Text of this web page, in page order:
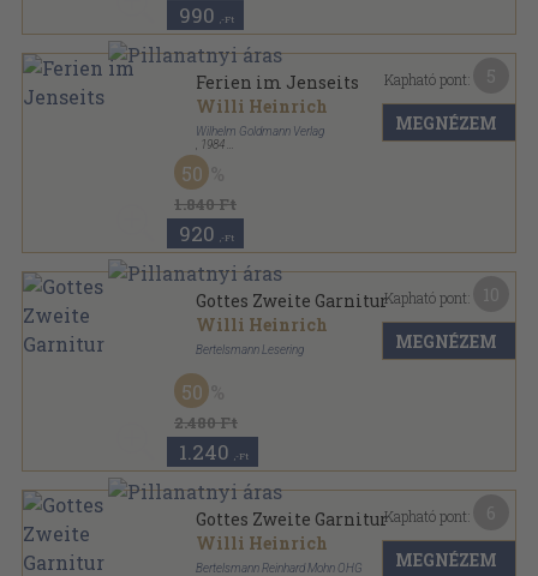
990 ,-Ft
Ferien im Jenseits
Willi Heinrich
Wilhelm Goldmann Verlag
1984
Ragasztott papírkötés
Goldmann Taschenbücher sorozat
1.840 Ft
50
920 ,-Ft
Kapható pont:
MEGNÉZEM
Gottes Zweite Garnitur
Willi Heinrich
Bertelsmann Lesering
Fűzött kemény papírkötés
2.480 Ft
50
1.240 ,-Ft
Kapható pont:
MEGNÉZEM
Gottes Zweite Garnitur
Willi Heinrich
Bertelsmann Reinhard Mohn OHG
Kapható pont:
MEGNÉZEM